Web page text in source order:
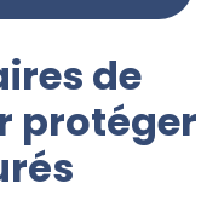
de
protéger